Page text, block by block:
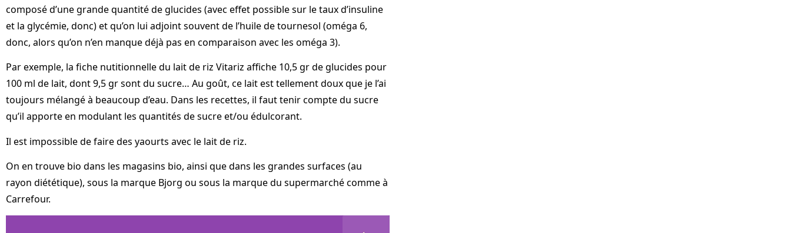
composé d’une grande quantité de glucides (avec effet possible sur le taux d’insuline
et la glycémie, donc) et qu’on lui adjoint souvent de l’huile de tournesol (oméga 6,
donc, alors qu’on n’en manque déjà pas en comparaison avec les oméga 3).
Par exemple, la fiche nutitionnelle du lait de riz Vitariz affiche 10,5 gr de glucides pour
100 ml de lait, dont 9,5 gr sont du sucre… Au goût, ce lait est tellement doux que je l’ai
toujours mélangé à beaucoup d’eau. Dans les recettes, il faut tenir compte du sucre
qu’il apporte en modulant les quantités de sucre et/ou édulcorant.
Il est impossible de faire des yaourts avec le lait de riz.
On en trouve bio dans les magasins bio, ainsi que dans les grandes surfaces (au
rayon diététique), sous la marque Bjorg ou sous la marque du supermarché comme à
Carrefour.